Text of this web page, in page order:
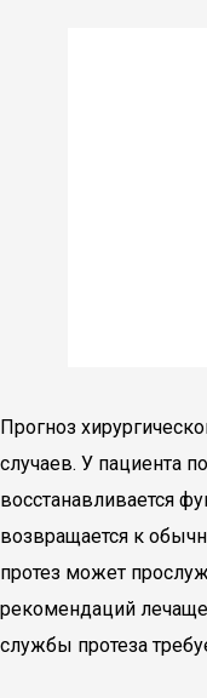
Прогноз
случаев. У пациента
восстанавливается
возвращается к
протез может
рекомендаций
службы протеза